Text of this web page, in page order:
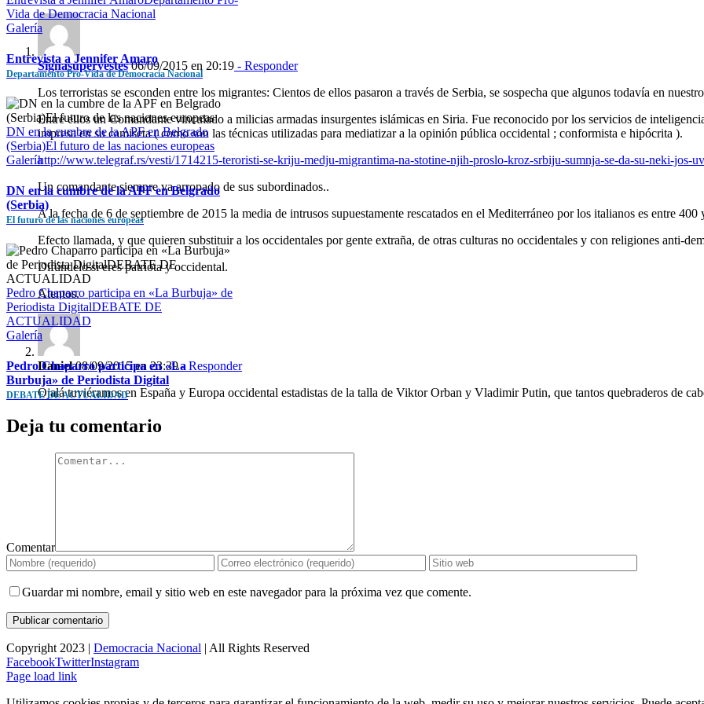
Vida de Democracia Nacional
Galería
Entrevista a Jennifer Amaro
Departamento Pro-Vida de Democracia Nacional
DN en la cumbre de la APF en Belgrado
(Serbia)El futuro de las naciones europeas
Galería
DN en la cumbre de la APF en Belgrado
(Serbia)
El futuro de las naciones europeas
Pedro Chaparro participa en «La Burbuja» de
Periodista DigitalDEBATE DE
ACTUALIDAD
Galería
Pedro Chaparro participa en «La
Burbuja» de Periodista Digital
DEBATE DE ACTUALIDAD
Signasupervestes06/09/2015 en 20:19 - Responder
Los terroristas se esconden entre los migrantes: Cientos de ellos pasaron a través de Serbia, se sospecha que algunos todavía en
Entre ellos un Comandante vinculado a milicias armadas insurgentes islámicas en Siria. Fue reconocido por los servicios de
impresa en su camiseta ( como son las técnicas utilizadas para mediatizar a la opinión pública occidental ; conformista e hipócrita ).
http://www.telegraf.rs/vesti/1714215-teroristi-se-kriju-medju-migrantima-na-stotine-njih-proslo-kroz-srbiju-sumnja-se-da-su-neki-jos-
Un comandante siempre va arropado de sus subordinados..
A la fecha de 6 de septiembre de 2015 la media de intrusos supuestamente rescatados en el Mediterráneo por los italianos es entre
Efecto llamada, y que quieren substituir a los occidentales por gente extraña, de otras culturas no occidentales y con religiones anti-
Difúndelo si eres patriota y occidental.
Atentos.
Daniel08/09/2015 en 23:39- Responder
Ojalá tuviéramos en España y Europa occidental estadistas de la talla de Viktor Orban y Vladimir Putin, que tantos quebraderos de
Deja tu comentario
Comentar
Guardar mi nombre, email y sitio web en este navegador para la próxima vez que comente.
Copyright 2023 | Democracia Nacional | All Rights Reserved
FacebookTwitterInstagram
Page load link